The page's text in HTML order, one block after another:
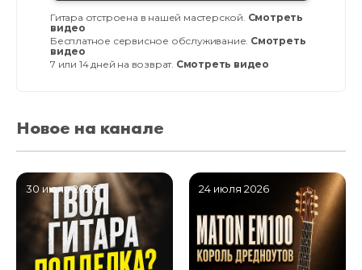
Гитара отстроена в нашей мастерской. Смотреть
видео
Бесплатное сервисное обслуживание. Смотреть
видео
7 или 14 дней на возврат. Смотреть видео
Новое на канале
30 июля 2026 24 июля 2026